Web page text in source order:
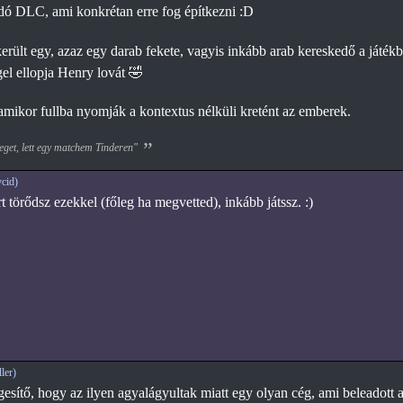
DLC, ami konkrétan erre fog építkezni :D
egy, azaz egy darab fekete, vagyis inkább arab kereskedő a
ellopja Henry lovát 🤣
fullba nyomják a kontextus nélküli kretént az emberek.
lett egy matchem Tinderen"
törődsz ezekkel (főleg ha megvetted), inkább játssz. :)
hogy az ilyen agyalágyultak miatt egy olyan cég, ami beleadott